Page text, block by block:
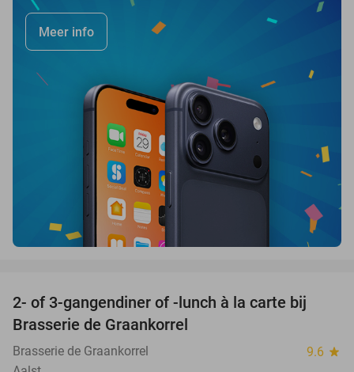
Meer info
44%
2- of 3-gangendiner of -lunch à la carte bij
Brasserie de Graankorrel
Brasserie de Graankorrel 9.6 star